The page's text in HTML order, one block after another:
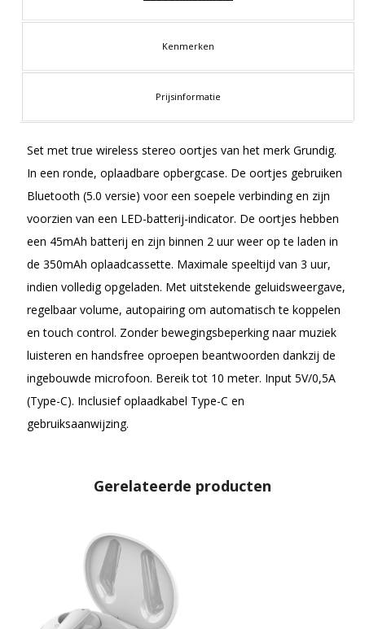
Kenmerken
Prijsinformatie
Set met true wireless stereo oortjes van het merk Grundig.
In een ronde, oplaadbare opbergcase. De oortjes gebruiken
Bluetooth (5.0 versie) voor een soepele verbinding en zijn
voorzien van een LED-batterij-indicator. De oortjes hebben
een 45mAh batterij en zijn binnen 2 uur weer op te laden in
de 350mAh oplaadcassette. Maximale speeltijd van 3 uur,
indien volledig opgeladen. Met uitstekende geluidsweergave,
regelbaar volume, autopairing om automatisch te koppelen
en touch control. Zonder bewegingsbeperking naar muziek
luisteren en handsfree oproepen beantwoorden dankzij de
ingebouwde microfoon. Bereik tot 10 meter. Input 5V/0,5A
(Type-C). Inclusief oplaadkabel Type-C en
gebruiksaanwijzing.
Gerelateerde producten